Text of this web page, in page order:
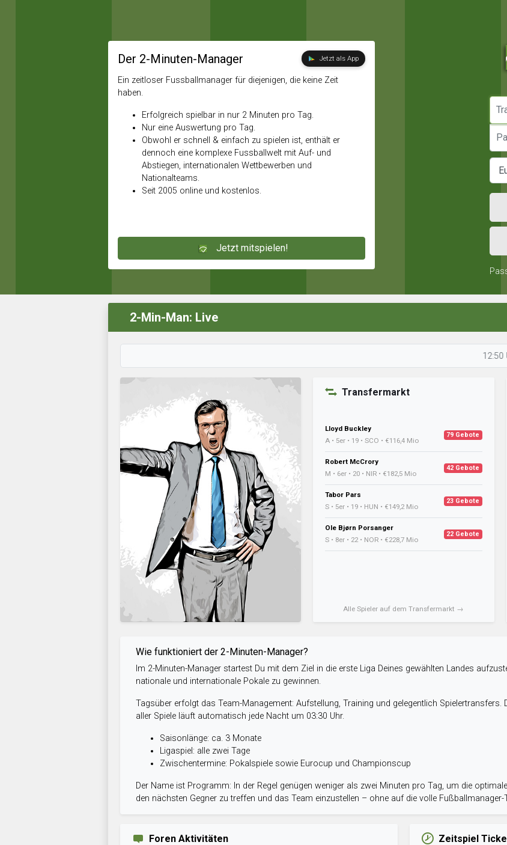
Der 2-Minuten-Manager Jetzt als App
Ein zeitloser Fussballmanager für diejenigen, die keine Zeit
haben.
Erfolgreich spielbar in nur 2 Minuten pro Tag.
Nur eine Auswertung pro Tag.
Obwohl er schnell & einfach zu spielen ist, enthält er
dennoch eine komplexe Fussballwelt mit Auf- und
Abstiegen, internationalen Wettbewerben und
Nationalteams.
Seit 2005 online und kostenlos.
Jetzt mitspielen!
2-Min-Man: Live
12:50 Uhr: a-
Transfermarkt
Lloyd Buckley
A • 5er • 19 • SCO • €116,4 Mio
79 Gebote
Robert McCrory
M • 6er • 20 • NIR • €182,5 Mio
42 Gebote
Tabor Pars
S • 5er • 19 • HUN • €149,2 Mio
23 Gebote
Ole Bjørn Porsanger
S • 8er • 22 • NOR • €228,7 Mio
22 Gebote
Alle Spieler auf dem Transfermarkt →
Wie funktioniert der 2-Minuten-Manager?
Im 2-Minuten-Manager startest Du mit dem Ziel in die erste Liga Deines gewählten Landes
nationale und internationale Pokale zu gewinnen.
Tagsüber erfolgt das Team-Management: Aufstellung, Training und gelegentlich Spielertransfers.
aller Spiele läuft automatisch jede Nacht um 03:30 Uhr.
Saisonlänge: ca. 3 Monate
Ligaspiel: alle zwei Tage
Zwischentermine: Pokalspiele sowie Eurocup und Championscup
Der Name ist Programm: In der Regel genügen weniger als zwei Minuten pro Tag, um die
den nächsten Gegner zu treffen und das Team einzustellen – ohne auf die volle Fußballmanager-
Foren Aktivitäten Zeitspiel